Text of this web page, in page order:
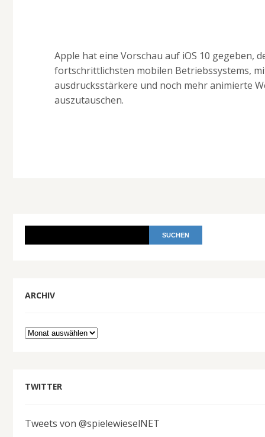
Apple hat eine Vorschau auf iOS 10 gegeben,
fortschrittlichsten mobilen Betriebssystems,
ausdrucksstärkere und noch mehr animierte
auszutauschen.
ARCHIV
Archiv
TWITTER
Tweets von @spielewieselNET